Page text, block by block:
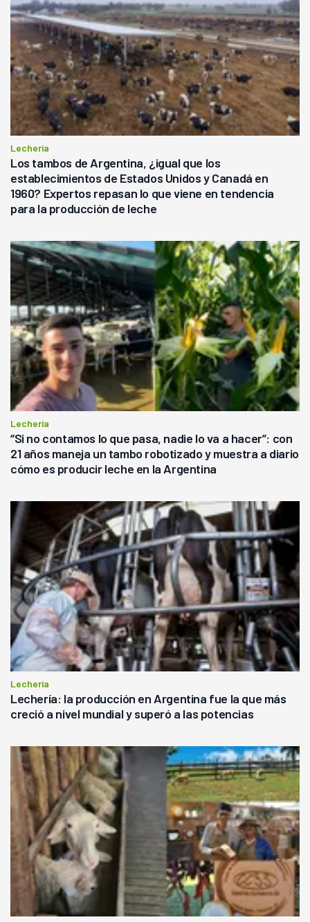
Lechería
Los tambos de Argentina, ¿igual que los
establecimientos de Estados Unidos y Canadá en
1960? Expertos repasan lo que viene en tendencia
para la producción de leche
Lechería
“Si no contamos lo que pasa, nadie lo va a hacer”: con
21 años maneja un tambo robotizado y muestra a diario
cómo es producir leche en la Argentina
Lechería
Lechería: la producción en Argentina fue la que más
creció a nivel mundial y superó a las potencias